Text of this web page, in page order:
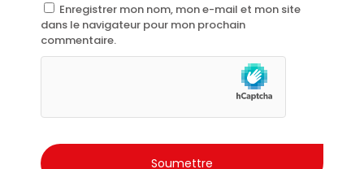
Enregistrer mon nom, mon e-mail et mon site
dans le navigateur pour mon prochain
commentaire.